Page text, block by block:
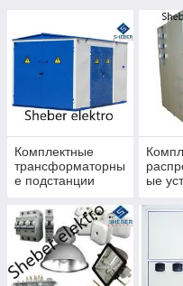
Комплектные
трансформаторны
е подстанции
ые